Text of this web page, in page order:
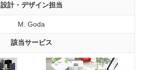
設計・デザイン担当
M. Goda
該当サービス